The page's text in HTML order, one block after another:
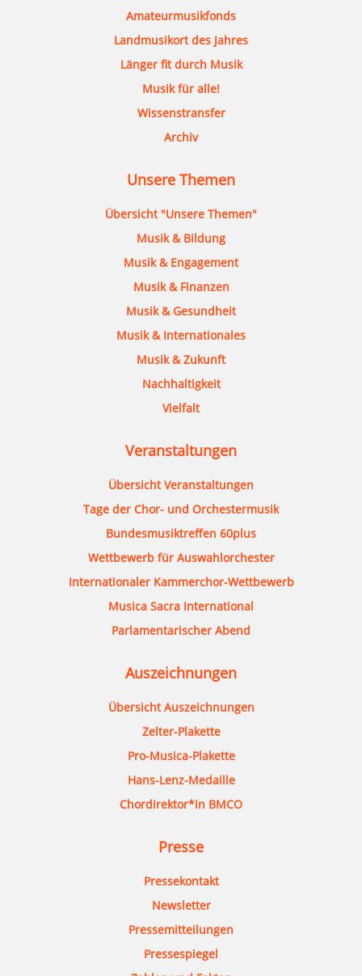
Amateurmusikfonds
Landmusikort des Jahres
Länger fit durch Musik
Musik für alle!
Wissenstransfer
Archiv
Unsere Themen
Übersicht "Unsere Themen"
Musik & Bildung
Musik & Engagement
Musik & Finanzen
Musik & Gesundheit
Musik & Internationales
Musik & Zukunft
Nachhaltigkeit
Vielfalt
Veranstaltungen
Übersicht Veranstaltungen
Tage der Chor- und Orchestermusik
Bundesmusiktreffen 60plus
Wettbewerb für Auswahlorchester
Internationaler Kammerchor-Wettbewerb
Musica Sacra International
Parlamentarischer Abend
Auszeichnungen
Übersicht Auszeichnungen
Zelter-Plakette
Pro-Musica-Plakette
Hans-Lenz-Medaille
Chordirektor*in BMCO
Presse
Pressekontakt
Newsletter
Pressemitteilungen
Pressespiegel